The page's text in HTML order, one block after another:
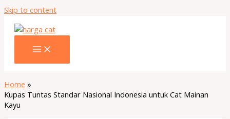
Skip to content
Home
Kupas Tuntas Standar Nasional Indonesia untuk Cat Mainan
Kayu